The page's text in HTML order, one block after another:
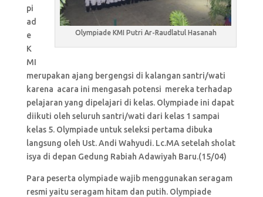
Olympiade KMI Putri Ar-Raudlatul Hasanah
pi
ad
e
K
MI
merupakan ajang bergengsi di kalangan santri/wati
karena acara ini mengasah potensi mereka terhadap
pelajaran yang dipelajari di kelas. Olympiade ini dapat
diikuti oleh seluruh santri/wati dari kelas 1 sampai
kelas 5. Olympiade untuk seleksi pertama dibuka
langsung oleh Ust. Andi Wahyudi. Lc.MA setelah sholat
isya di depan Gedung Rabiah Adawiyah Baru.(15/04)
Para peserta olympiade wajib menggunakan seragam
resmi yaitu seragam hitam dan putih. Olympiade